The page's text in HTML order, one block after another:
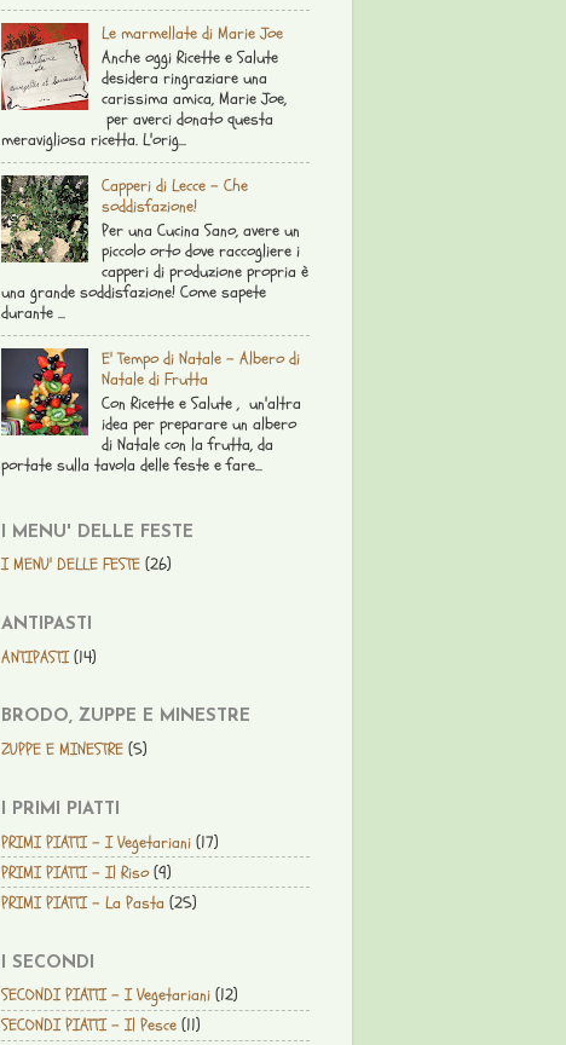
Le marmellate di Marie Joe
Anche oggi Ricette e Salute
desidera ringraziare una
carissima amica, Marie Joe,
per averci donato questa
meravigliosa ricetta. L'orig...
Capperi di Lecce - Che
soddisfazione!
Per una Cucina Sano, avere un
piccolo orto dove raccogliere i
capperi di produzione propria è
una grande soddisfazione! Come sapete
durante ...
E' Tempo di Natale - Albero di
Natale di Frutta
Con Ricette e Salute , un'altra
idea per preparare un albero
di Natale con la frutta, da
portate sulla tavola delle feste e fare...
I MENU' DELLE FESTE
I MENU' DELLE FESTE (26)
ANTIPASTI
ANTIPASTI (14)
BRODO, ZUPPE E MINESTRE
ZUPPE E MINESTRE (5)
I PRIMI PIATTI
PRIMI PIATTI - I Vegetariani (17)
PRIMI PIATTI - Il Riso (9)
PRIMI PIATTI - La Pasta (25)
I SECONDI
SECONDI PIATTI - I Vegetariani (12)
SECONDI PIATTI - Il Pesce (11)